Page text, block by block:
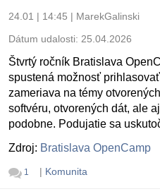
24.01 | 14:45 | MarekGalinski
Dátum udalosti: 25.04.2026
Štvrtý ročník Bratislava
spustená možnosť
zameriava na témy
softvéru, otvorených dát, ale
podobne. Podujatie sa
Zdroj: Bratislava OpenCamp
1 | Komunita